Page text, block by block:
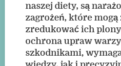
naszej diety, są
zagrożeń, które mogą
zredukować ich
ochrona upraw
szkodnikami,